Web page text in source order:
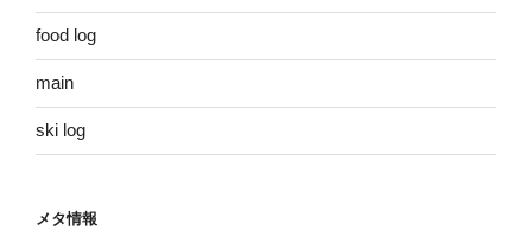
food log
main
ski log
メタ情報